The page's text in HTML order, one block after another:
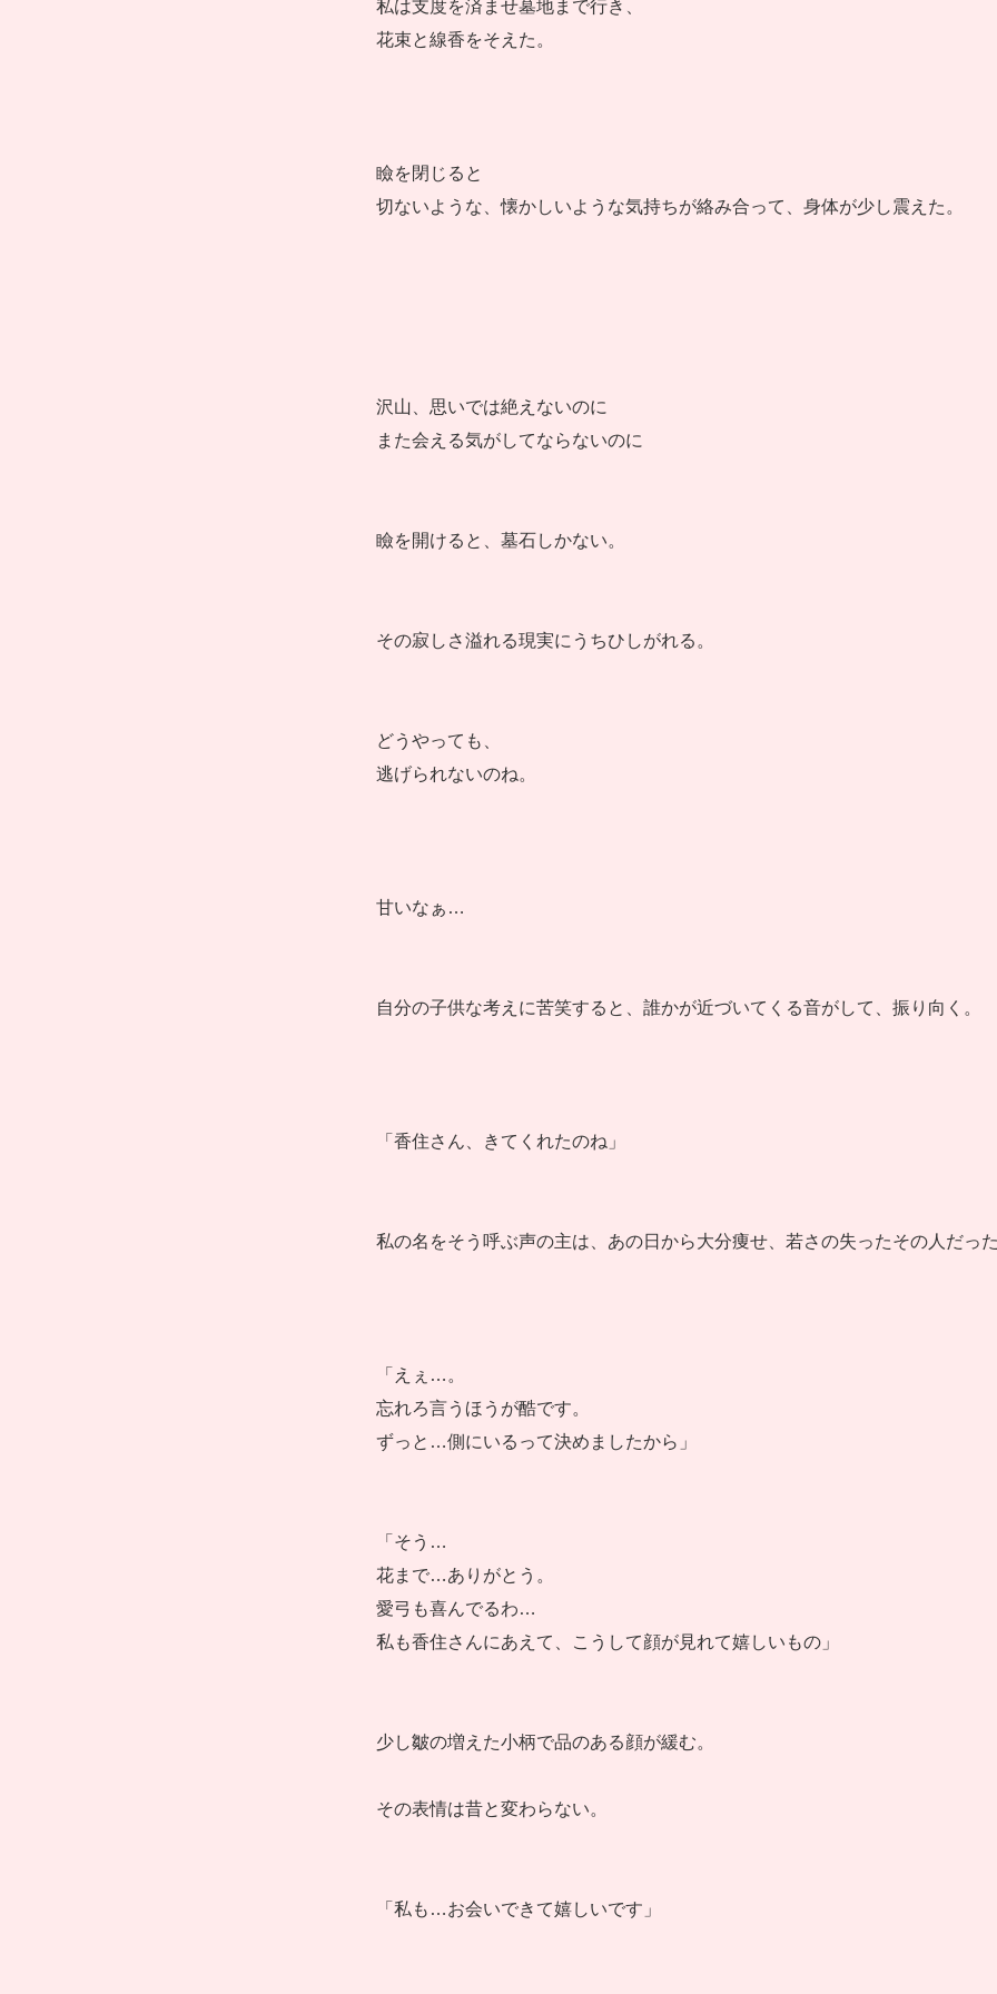
私は支度を済ませ墓地まで行き、
花束と線香をそえた。
瞼を閉じると
切ないような、懐かしいような気持ちが絡み合って、身体が少し震えた。
沢山、思いでは絶えないのに
また会える気がしてならないのに
瞼を開けると、墓石しかない。
その寂しさ溢れる現実にうちひしがれる。
どうやっても、
逃げられないのね。
甘いなぁ…
自分の子供な考えに苦笑すると、誰かが近づいてくる音がして、振り向く。
「香住さん、きてくれたのね」
私の名をそう呼ぶ声の主は、あの日から大分痩せ、若さの失ったその人だっ
「えぇ…。
忘れろ言うほうが酷です。
ずっと…側にいるって決めましたから」
「そう…
花まで…ありがとう。
愛弓も喜んでるわ…
私も香住さんにあえて、こうして顔が見れて嬉しいもの」
少し皺の増えた小柄で品のある顔が緩む。
その表情は昔と変わらない。
「私も…お会いできて嬉しいです」